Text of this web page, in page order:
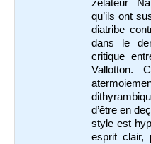
zélateur
qu’ils ont
diatribe
dans le
critique
Vallotton.
d’être en
style est
esprit clair,